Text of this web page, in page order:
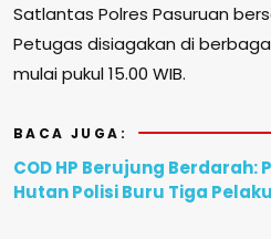
Satlantas Polres Pasuruan
Petugas disiagakan di
mulai pukul 15.00 WIB.
BACA JUGA:
COD HP Berujung
Hutan Polisi Buru Tiga Pelaku